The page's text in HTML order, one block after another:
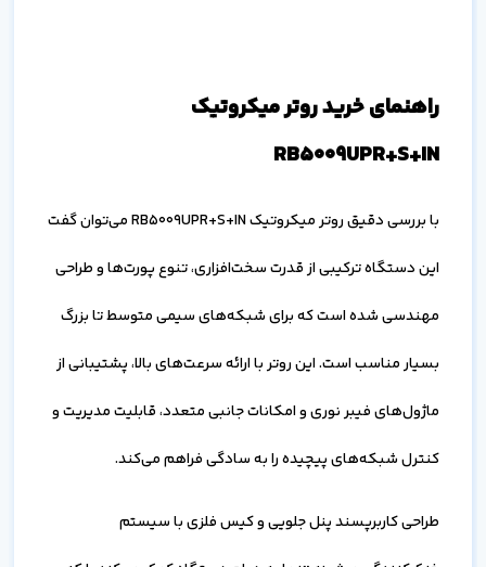
راهنمای خرید روتر میکروتیک
RB5009UPR+S+IN
با بررسی دقیق روتر میکروتیک RB5009UPR+S+IN می‌توان گفت
این دستگاه ترکیبی از قدرت سخت‌افزاری، تنوع پورت‌ها و طراحی
مهندسی شده است که برای شبکه‌های سیمی متوسط تا بزرگ
بسیار مناسب است. این روتر با ارائه سرعت‌های بالا، پشتیبانی از
ماژول‌های فیبر نوری و امکانات جانبی متعدد، قابلیت مدیریت و
کنترل شبکه‌های پیچیده را به سادگی فراهم می‌کند.
طراحی کاربرپسند پنل جلویی و کیس فلزی با سیستم